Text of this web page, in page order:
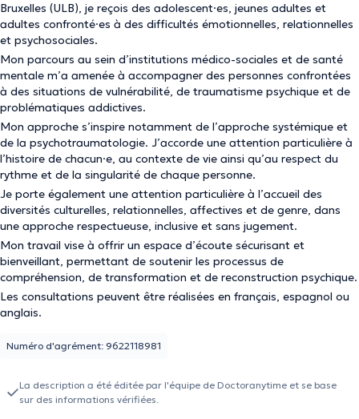
Bruxelles (ULB), je reçois des adolescent·es, jeunes adultes et
adultes confronté·es à des difficultés émotionnelles, relationnelles
et psychosociales.
Mon parcours au sein d’institutions médico-sociales et de santé
mentale m’a amenée à accompagner des personnes confrontées
à des situations de vulnérabilité, de traumatisme psychique et de
problématiques addictives.
Mon approche s’inspire notamment de l’approche systémique et
de la psychotraumatologie. J’accorde une attention particulière à
l’histoire de chacun·e, au contexte de vie ainsi qu’au respect du
rythme et de la singularité de chaque personne.
Je porte également une attention particulière à l’accueil des
diversités culturelles, relationnelles, affectives et de genre, dans
une approche respectueuse, inclusive et sans jugement.
Mon travail vise à offrir un espace d’écoute sécurisant et
bienveillant, permettant de soutenir les processus de
compréhension, de transformation et de reconstruction psychique.
Les consultations peuvent être réalisées en français, espagnol ou
anglais.
Numéro d'agrément: 9622118981
La description a été éditée par l'équipe de Doctoranytime et se base
sur des informations vérifiées.